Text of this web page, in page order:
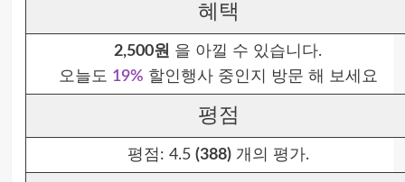
혜택
2,500원 을 아낄 수 있습니다.
오늘도 19% 할인행사 중인지 방문 해 보세요
평점
평점: 4.5 (388)개의 평가.